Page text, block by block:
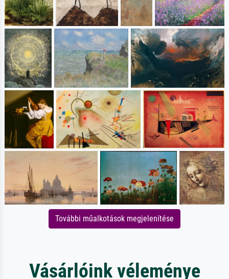
További műalkotások megjelenítése
Vásárlóink véleménye